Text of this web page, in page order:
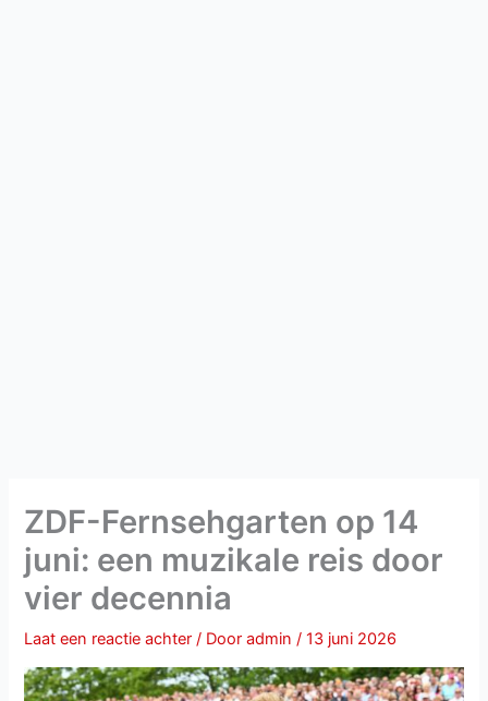
ZDF-Fernsehgarten op 14
juni: een muzikale reis door
vier decennia
Laat een reactie achter / Dooradmin/13 juni 2026